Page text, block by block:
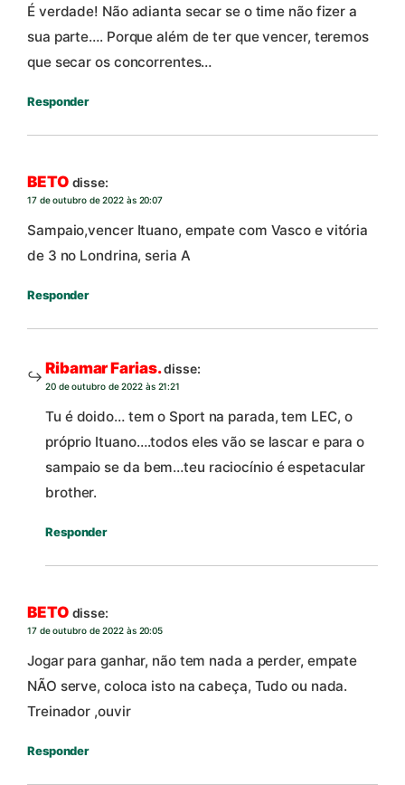
É verdade! Não adianta secar se o time não fizer a
sua parte…. Porque além de ter que vencer, teremos
que secar os concorrentes…
Responder
BETO disse:
17 de outubro de 2022 às 20:07
Sampaio,vencer Ituano, empate com Vasco e vitória
de 3 no Londrina, seria A
Responder
Ribamar Farias.disse:
20 de outubro de 2022 às 21:21
Tu é doido… tem o Sport na parada, tem LEC, o
próprio Ituano….todos eles vão se lascar e para o
sampaio se da bem…teu raciocínio é espetacular
brother.
Responder
BETO disse:
17 de outubro de 2022 às 20:05
Jogar para ganhar, não tem nada a perder, empate
NÃO serve, coloca isto na cabeça, Tudo ou nada.
Treinador ,ouvir
Responder